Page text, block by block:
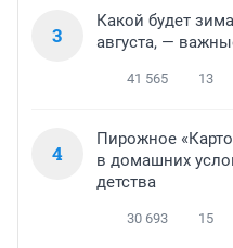
3
Какой будет
августа, —
41 565 13
4
Пирожное
в домашних
детства
30 693 15